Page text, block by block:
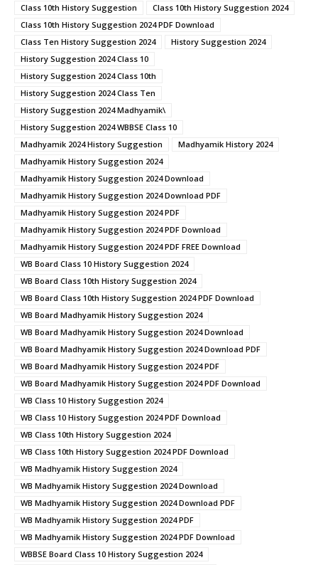
Class 10th History Suggestion
Class 10th History Suggestion 2024
Class 10th History Suggestion 2024 PDF Download
Class Ten History Suggestion 2024
History Suggestion 2024
History Suggestion 2024 Class 10
History Suggestion 2024 Class 10th
History Suggestion 2024 Class Ten
History Suggestion 2024 Madhyamik\
History Suggestion 2024 WBBSE Class 10
Madhyamik 2024 History Suggestion
Madhyamik History 2024
Madhyamik History Suggestion 2024
Madhyamik History Suggestion 2024 Download
Madhyamik History Suggestion 2024 Download PDF
Madhyamik History Suggestion 2024 PDF
Madhyamik History Suggestion 2024 PDF Download
Madhyamik History Suggestion 2024 PDF FREE Download
WB Board Class 10 History Suggestion 2024
WB Board Class 10th History Suggestion 2024
WB Board Class 10th History Suggestion 2024 PDF Download
WB Board Madhyamik History Suggestion 2024
WB Board Madhyamik History Suggestion 2024 Download
WB Board Madhyamik History Suggestion 2024 Download PDF
WB Board Madhyamik History Suggestion 2024 PDF
WB Board Madhyamik History Suggestion 2024 PDF Download
WB Class 10 History Suggestion 2024
WB Class 10 History Suggestion 2024 PDF Download
WB Class 10th History Suggestion 2024
WB Class 10th History Suggestion 2024 PDF Download
WB Madhyamik History Suggestion 2024
WB Madhyamik History Suggestion 2024 Download
WB Madhyamik History Suggestion 2024 Download PDF
WB Madhyamik History Suggestion 2024 PDF
WB Madhyamik History Suggestion 2024 PDF Download
WBBSE Board Class 10 History Suggestion 2024